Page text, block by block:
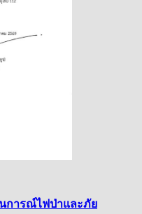
การณ์ไฟป่าและภัย